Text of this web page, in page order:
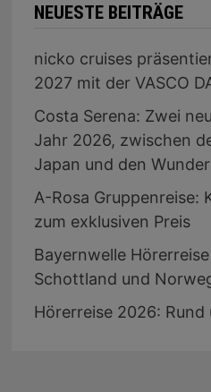
NEUESTE BEITRÄGE
nicko cruises
2027 mit der VASCO
Costa Serena: Zwei
Jahr 2026, zwischen
Japan und den
A-Rosa Gruppenreise:
zum exklusiven Preis
Bayernwelle
Schottland und
Hörerreise 2026: Rund